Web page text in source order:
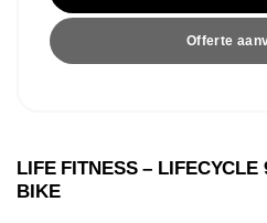
Offerte
LIFE FITNESS – LIFECYCLE
BIKE